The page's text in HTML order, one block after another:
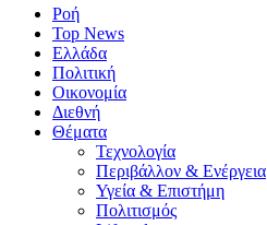
Ροή
Top News
Ελλάδα
Πολιτική
Οικονομία
Διεθνή
Θέματα
Τεχνολογία
Περιβάλλον & Ενέργεια
Υγεία & Επιστήμη
Πολιτισμός